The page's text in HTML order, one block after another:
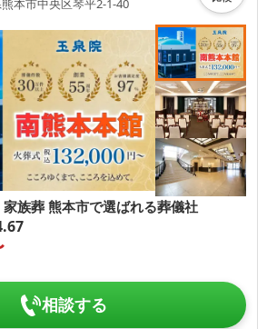
熊本市中央区琴平2-1-40
族葬 熊本市で選ばれる葬儀社
相談する